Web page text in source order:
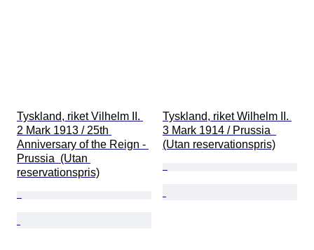
Tyskland, riket Vilhelm II.
2 Mark 1913 / 25th
Anniversary of the Reign -
Prussia  (Utan
reservationspris)
Tyskland, riket Wilhelm II.
3 Mark 1914 / Prussia
(Utan reservationspris)